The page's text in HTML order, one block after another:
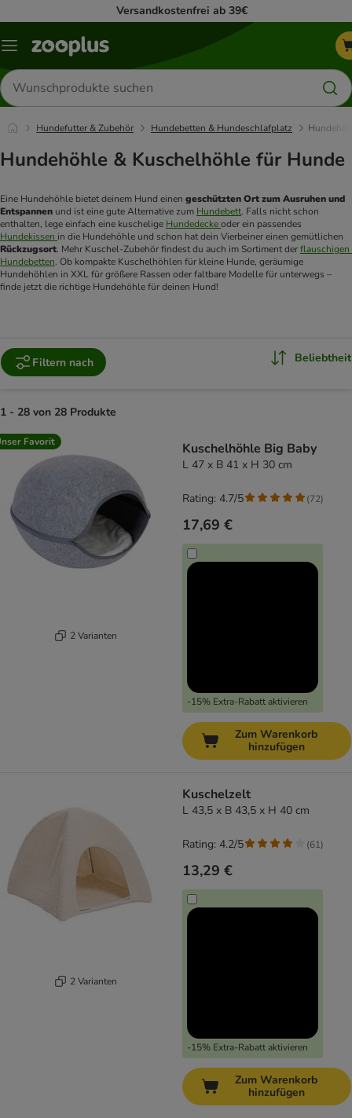
Versandkostenfrei ab 39€
Menü
Produkte
suchen
Hundefutter & Zubehör Hundebetten & Hundeschlafplatz
Hundehöhle & Kuschelhöhle für Hunde
Eine Hundehöhle bietet deinem Hund einen geschützten Ort zum Ausruhen und
Entspannen und ist eine gute Alternative zum Hundebett. Falls nicht schon
enthalten, lege einfach eine kuschelige Hundedecke
Hundekissen
Rückzugsort. Mehr Kuschel-Zubehör findest du auch im Sortiment der flauschigen
Hundebetten. Ob kompakte Kuschelhöhlen für kleine Hunde, geräumige
Hundehöhlen in XXL für größere Rassen oder faltbare Modelle für unterwegs –
finde jetzt die richtige Hundehöhle für deinen Hund!
Filtern nach Beliebtheit
1 - 28 von 28 Produkte
product items have been changed
Favorit
2 Varianten
Kuschelhöhle Big Baby
L 47 x B 41 x H 30 cm
17,69 €
-15% Extra-Rabatt aktivieren
Rating: 4.7/5 (72)
Zum Warenkorb
hinzufügen
2 Varianten
Kuschelzelt
L 43,5 x B 43,5 x H 40 cm
13,29 €
-15% Extra-Rabatt aktivieren
Rating: 4.2/5 (61)
Zum Warenkorb
hinzufügen